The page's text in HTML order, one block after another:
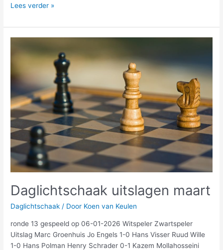
Lees verder »
Daglichtschaak uitslagen maart
Daglichtschaak / Door Koen van Keulen
ronde 13 gespeeld op 06-01-2026 Witspeler Zwartspeler
Uitslag Marc Groenhuis Jo Engels 1-0 Hans Visser Ruud Wille
1-0 Hans Polman Henry Schrader 0-1 Kazem Mollahosseini
uitslagen